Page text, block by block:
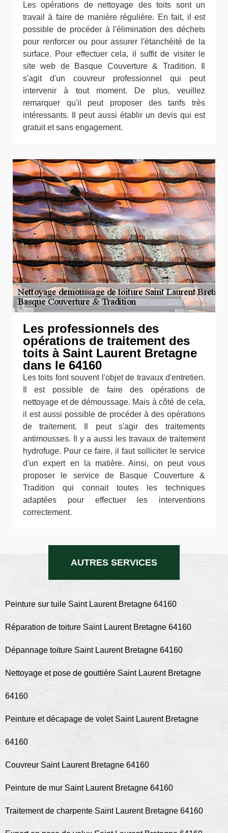
Les opérations de nettoyage des toits sont un
travail à faire de manière régulière. En fait, il est
possible de procéder à l'élimination des déchets
pour renforcer ou pour assurer l'étanchéité de la
surface. Pour effectuer cela, il suffit de visiter le
site web de Basque Couverture & Tradition. Il
s'agit d'un couvreur professionnel qui peut
intervenir à tout moment. De plus, veuillez
remarquer qu'il peut proposer des tarifs très
intéressants. Il peut aussi établir un devis qui est
gratuit et sans engagement.
Les professionnels des
opérations de traitement des
toits à Saint Laurent Bretagne
dans le 64160
Les toits font souvent l'objet de travaux d'entretien.
Il est possible de faire des opérations de
nettoyage et de démoussage. Mais à côté de cela,
il est aussi possible de procéder à des opérations
de traitement. Il peut s'agir des traitements
antimousses. Il y a aussi les travaux de traitement
hydrofuge. Pour ce faire, il faut solliciter le service
d'un expert en la matière. Ainsi, on peut vous
proposer le service de Basque Couverture &
Tradition qui connait toutes les techniques
adaptées pour effectuer les interventions
correctement.
AUTRES SERVICES
Peinture sur tuile Saint Laurent Bretagne 64160
Réparation de toiture Saint Laurent Bretagne 64160
Dépannage toiture Saint Laurent Bretagne 64160
Nettoyage et pose de gouttière Saint Laurent Bretagne
64160
Peinture et décapage de volet Saint Laurent Bretagne
64160
Couvreur Saint Laurent Bretagne 64160
Peinture de mur Saint Laurent Bretagne 64160
Traitement de charpente Saint Laurent Bretagne 64160